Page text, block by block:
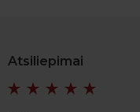
Atsiliepimai